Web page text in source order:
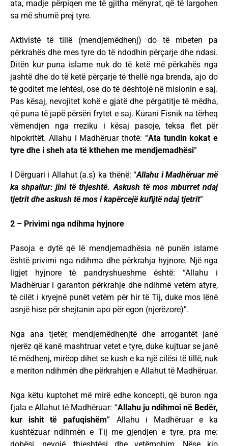
ata, madje përpiqen me të gjitha mënyrat, që të largohen
sa më shumë prej tyre.
Aktivistë të tillë (mendjemëdhenj) do të mbeten pa
përkrahës dhe mes tyre do të ndodhin përçarje dhe ndasi.
Ditën kur puna islame nuk do të ketë më përkahës nga
jashtë dhe do të ketë përçarje të thellë nga brenda, ajo do
të goditet me lehtësi, ose do të dështojë në misionin e saj.
Pas kësaj, nevojitet kohë e gjatë dhe përgatitje të mëdha,
që puna të japë përsëri frytet e saj. Kurani Fisnik na tërheq
vëmendjen nga rreziku i kësaj pasoje, teksa flet për
hipokritët. Allahu i Madhëruar thotë: “Ata tundin kokat e
tyre dhe i sheh ata të kthehen me mendjemadhësi”
I Dërguari i Allahut (a.s) ka thënë: “Allahu i Madhëruar më
ka shpallur: jini të thjeshtë. Askush të mos mburret ndaj
tjetrit dhe askush të mos i kapërcejë kufijtë ndaj tjetrit”
2 – Privimi nga ndihma hyjnore
Pasoja e dytë që lë mendjemadhësia në punën islame
është privimi nga ndihma dhe përkrahja hyjnore. Një nga
ligjet hyjnore të pandryshueshme është: “Allahu i
Madhëruar i garanton përkrahje dhe ndihmë vetëm atyre,
të cilët i kryejnë punët vetëm për hir të Tij, duke mos lënë
asnjë hise për shejtanin apo për egon (njerëzore)”.
Nga ana tjetër, mendjemëdhenjtë dhe arrogantët janë
njerëz që kanë mashtruar vetet e tyre, duke kujtuar se janë
të mëdhenj, mirëop dihet se kush e ka një cilësi të tillë, nuk
e meriton ndihmën dhe përkrahjen e Allahut të Madhëruar.
Nga këtu kuptohet më mirë edhe koncepti, që buron nga
fjala e Allahut të Madhëruar: “Allahu ju ndihmoi në Bedër,
kur ishit të pafuqishëm” Allahu i Madhëruar e ka
kushtëzuar ndihmën e Tij me gjendjen e tyre, pra me: